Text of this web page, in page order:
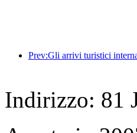
Indirizzo: 81